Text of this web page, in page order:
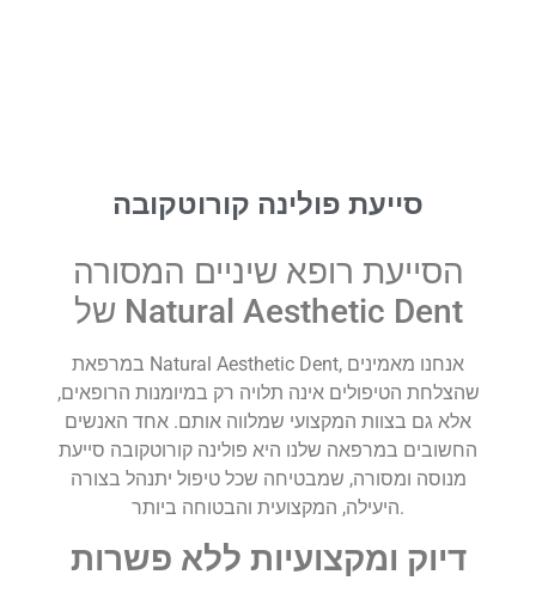
סייעת פולינה קורוטקובה
הסייעת רופא שיניים המסורה
של Natural Aesthetic Dent
במרפאת Natural Aesthetic Dent, אנחנו מאמינים
שהצלחת הטיפולים אינה תלויה רק במיומנות הרופאים,
אלא גם בצוות המקצועי שמלווה אותם. אחד האנשים
החשובים במרפאה שלנו היא פולינה קורוטקובה סייעת
מנוסה ומסורה, שמבטיחה שכל טיפול יתנהל בצורה
היעילה, המקצועית והבטוחה ביותר.
דיוק ומקצועיות ללא פשרות